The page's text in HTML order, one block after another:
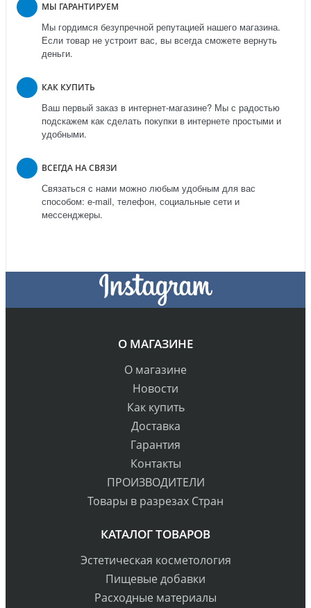
МЫ ГАРАНТИРУЕМ
Мы гордимся безупречной репутацией нашего магазина.
Если товар не устроит вас, вы всегда сможете вернуть
деньги.
КАК КУПИТЬ
Ваш первый заказ в интернет-магазине? Мы с радостью
подскажем как сделать покупки в интернете простыми и
удобными.
ВСЕГДА НА СВЯЗИ
Связаться с нами можно любым удобным для вас
способом: e-mail, телефон, социальные сети и
мессенджеры.
О МАГАЗИНЕ
О магазине
Новости
Как купить
Доставка
Гарантия
Контакты
ПРОИЗВОДИТЕЛИ
Товары в разрезах Стран
КАТАЛОГ ТОВАРОВ
Эстетическая косметология
Пищевые добавки
Расходные материалы